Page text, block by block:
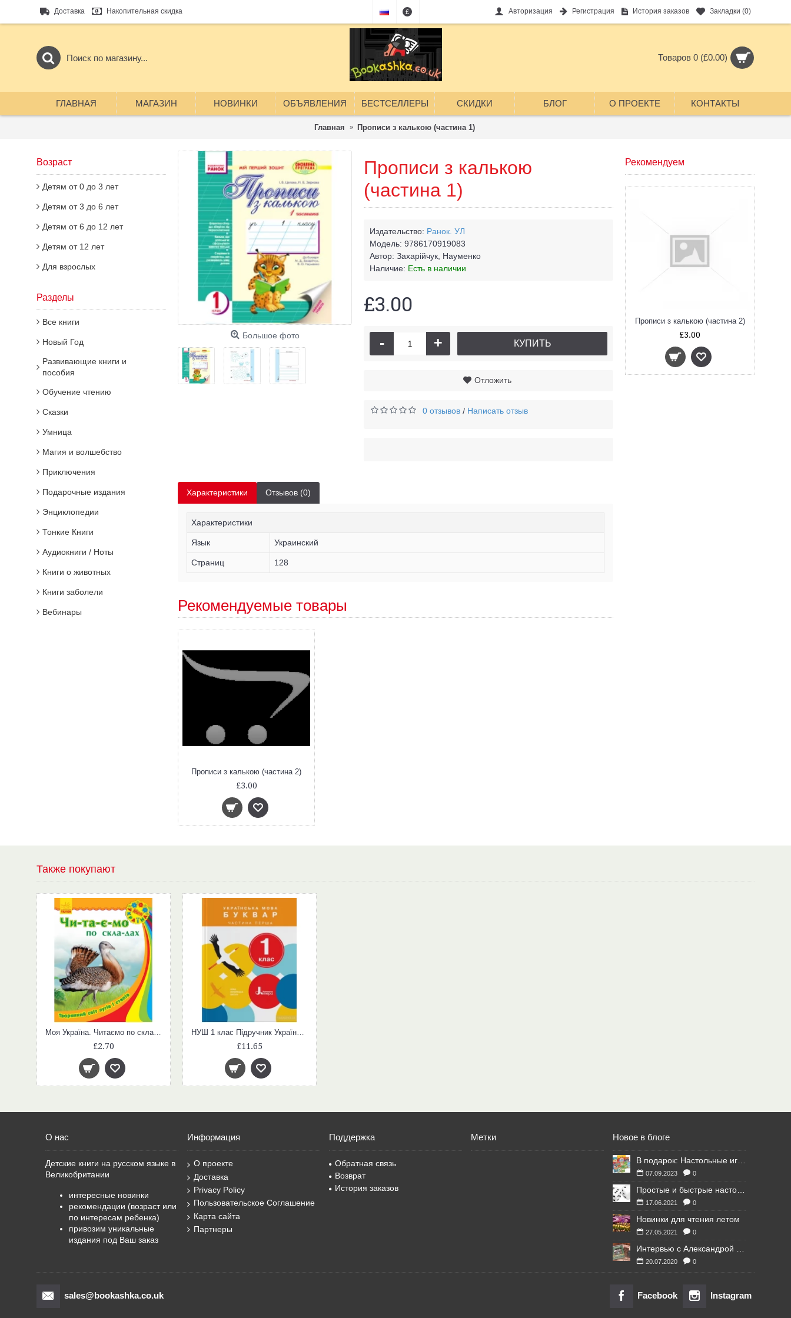
Доставка Накопительная скидка £ Авторизация Регистрация История заказов Закладки (0)
Товаров 0 (£0.00)
ГЛАВНАЯ МАГАЗИН НОВИНКИ ОБЪЯВЛЕНИЯ БЕСТСЕЛЛЕРЫ СКИДКИ БЛОГ О ПРОЕКТЕ КОНТАКТЫ
Главная Прописи з калькою (частина 1)
Возраст
Детям от 0 до 3 лет
Детям от 3 до 6 лет
Детям от 6 до 12 лет
Детям от 12 лет
Для взрослых
Разделы
Все книги
Новый Год
Развивающие книги и
пособия
Обучение чтению
Сказки
Умница
Магия и волшебство
Приключения
Подарочные издания
Энциклопедии
Тонкие Книги
Аудиокниги / Ноты
Книги о животных
Книги заболели
Вебинары
Рекомендуем
Прописи з калькою (частина 2)
£3.00
Большое фото
Прописи з калькою
(частина 1)
Издательство: Ранок. УЛ
Модель: 9786170919083
Автор: Захарійчук, Науменко
Наличие: Есть в наличии
£3.00
- + КУПИТЬ
Отложить
0 отзывов / Написать отзыв
Характеристики Отзывов (0)
Характеристики
Язык Украинский
Страниц 128
Рекомендуемые товары
Прописи з калькою (частина 2)
£3.00
Также покупают
Моя Україна. Читаємо по складах : Тваринний світ лугів і степів (у)
£2.70
НУШ 1 клас Підручник Українська мова. Буквар Частина 1
£11.65
О нас
Детские книги на русском языке в
Великобритании
интересные новинки
рекомендации (возраст или
по интересам ребенка)
привозим уникальные
издания под Ваш заказ
Информация
О проекте
Доставка
Privacy Policy
Пользовательское Соглашение
Карта сайта
Партнеры
Поддержка
Обратная связь
Возврат
История заказов
Метки Новое в блоге
В подарок: Настольные игры для Ваших британских друзей
07.09.2023 0
Простые и быстрые настольные игры
17.06.2021 0
Новинки для чтения летом
27.05.2021 0
Интервью с Александрой Литвиной
20.07.2020 0
sales@bookashka.co.uk Facebook Instagram